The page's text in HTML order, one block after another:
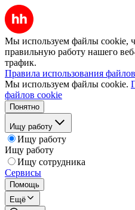
Мы используем файлы cookie,
правильную работу нашего
трафик.
Правила использования
Мы используем файлы cookie.
файлов cookie
Понятно
Ищу работу
Ищу работу
Ищу работу
Ищу сотрудника
Сервисы
Помощь
Ещё